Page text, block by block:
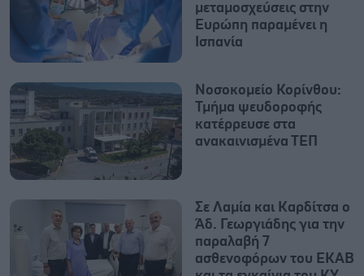
μεταμοσχεύσεις στην
Ευρώπη παραμένει η
Ισπανία
Νοσοκομείο Κορίνθου:
Τμήμα ψευδοροφής
κατέρρευσε στα
ανακαινισμένα ΤΕΠ
Σε Λαμία και Καρδίτσα ο
Άδ. Γεωργιάδης για την
παραλαβή 7
ασθενοφόρων του ΕΚΑΒ